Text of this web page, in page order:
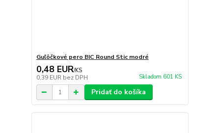
Guľôčkové pero BIC Round Stic modré
0,48 EUR/KS
0,39 EUR bez DPH Skladom 601 KS
Pridať do košíka